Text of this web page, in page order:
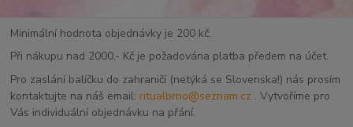
Minimální hodnota objednávky je 200 kč.
Při nákupu nad 2000,- Kč je požadována platba předem na účet.
Pro zaslání balíčku do zahraničí (netýká se Slovenska!) nás prosím
kontaktujte na náš email: ritualbrno@seznam.cz . Vytvoříme pro
Vás individuální objednávku na přání.